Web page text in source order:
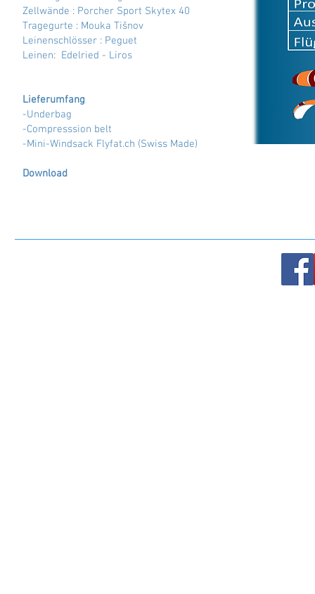
Zellwände : Porcher Sport Skytex 40
Tragegurte : Mouka Tišnov
Leinenschlösser : Peguet
Leinen: Edelried - Liros
Lieferumfang
-Underbag
-Compresssion belt
-Mini-Windsack Flyfat.ch (Swiss Made)
Download